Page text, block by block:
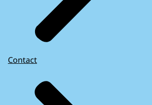
Contact